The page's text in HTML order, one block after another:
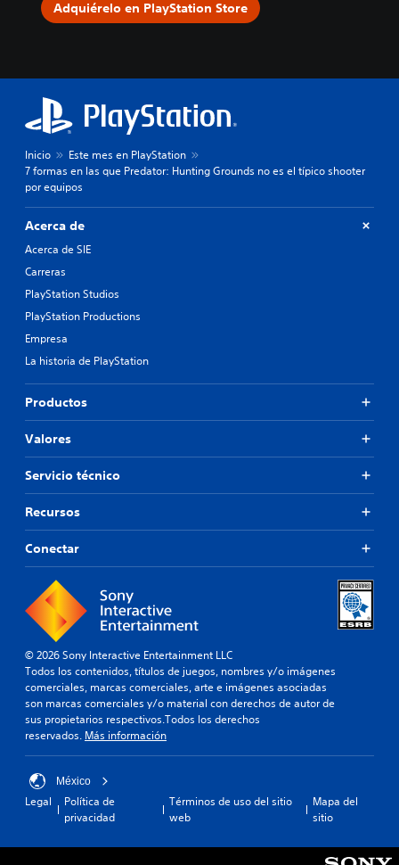
Adquiérelo en PlayStation Store
Inicio
Este mes en PlayStation
7 formas en las que Predator: Hunting Grounds no es el típico shooter
por equipos
Acerca de
Acerca de SIE
Carreras
PlayStation Studios
PlayStation Productions
Empresa
La historia de PlayStation
Productos
Valores
Servicio técnico
Recursos
Conectar
© 2026 Sony Interactive Entertainment LLC
Todos los contenidos, títulos de juegos, nombres y/o imágenes
comerciales, marcas comerciales, arte e imágenes asociadas
son marcas comerciales y/o material con derechos de autor de
sus propietarios respectivos.Todos los derechos
reservados. Más información
México
Legal
Política de
privacidad
Términos de uso del sitio
web
Mapa del
sitio